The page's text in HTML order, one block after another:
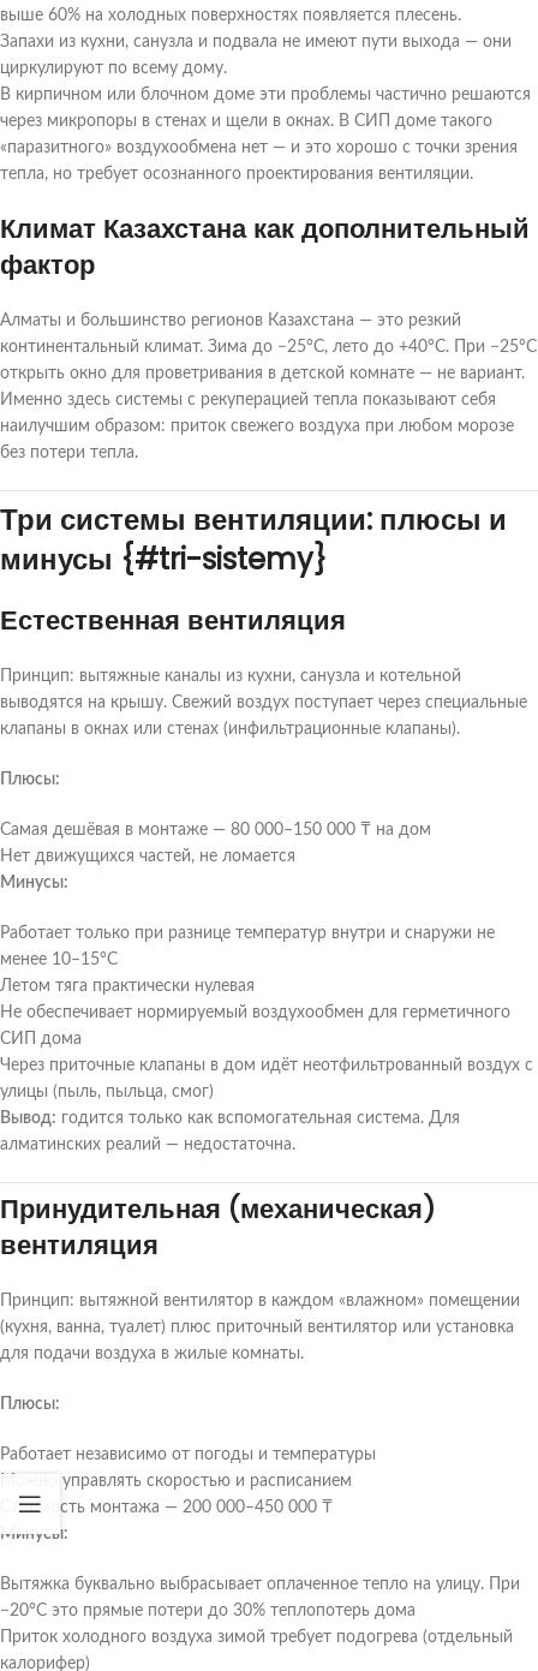
выше 60% на холодных поверхностях появляется плесень.
Запахи из кухни, санузла и подвала не имеют пути выхода — они
циркулируют по всему дому.
В кирпичном или блочном доме эти проблемы частично решаются
через микропоры в стенах и щели в окнах. В СИП доме такого
«паразитного» воздухообмена нет — и это хорошо с точки зрения
тепла, но требует осознанного проектирования вентиляции.
Климат Казахстана как дополнительный
фактор
Алматы и большинство регионов Казахстана — это резкий
континентальный климат. Зима до −25°C, лето до +40°C. При −25°C
открыть окно для проветривания в детской комнате — не вариант.
Именно здесь системы с рекуперацией тепла показывают себя
наилучшим образом: приток свежего воздуха при любом морозе
без потери тепла.
Три системы вентиляции: плюсы и
минусы {#tri-sistemy}
Естественная вентиляция
Принцип: вытяжные каналы из кухни, санузла и котельной
выводятся на крышу. Свежий воздух поступает через специальные
клапаны в окнах или стенах (инфильтрационные клапаны).
Плюсы:
Самая дешёвая в монтаже — 80 000–150 000 ₸ на дом
Нет движущихся частей, не ломается
Минусы:
Работает только при разнице температур внутри и снаружи не
менее 10–15°C
Летом тяга практически нулевая
Не обеспечивает нормируемый воздухообмен для герметичного
СИП дома
Через приточные клапаны в дом идёт неотфильтрованный воздух с
улицы (пыль, пыльца, смог)
Вывод: годится только как вспомогательная система. Для
алматинских реалий — недостаточна.
Принудительная (механическая)
вентиляция
Принцип: вытяжной вентилятор в каждом «влажном» помещении
(кухня, ванна, туалет) плюс приточный вентилятор или установка
для подачи воздуха в жилые комнаты.
Плюсы:
Работает независимо от погоды и температуры
Можно управлять скоростью и расписанием
Стоимость монтажа — 200 000–450 000 ₸
Минусы:
Вытяжка буквально выбрасывает оплаченное тепло на улицу. При
−20°C это прямые потери до 30% теплопотерь дома
Приток холодного воздуха зимой требует подогрева (отдельный
калорифер)